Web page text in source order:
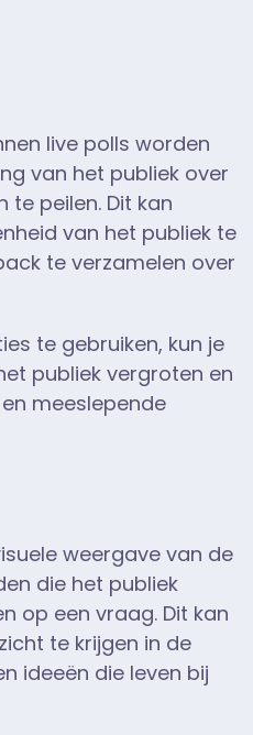
live polls worden
van het publiek over
peilen. Dit kan
van het publiek te
te verzamelen over
te gebruiken, kun je
publiek vergroten en
meeslepende
weergave van de
die het publiek
op een vraag. Dit kan
te krijgen in de
ideeën die leven bij